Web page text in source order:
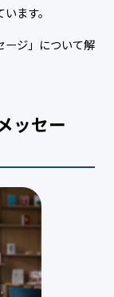
ます。
ージ」について解
ッセー